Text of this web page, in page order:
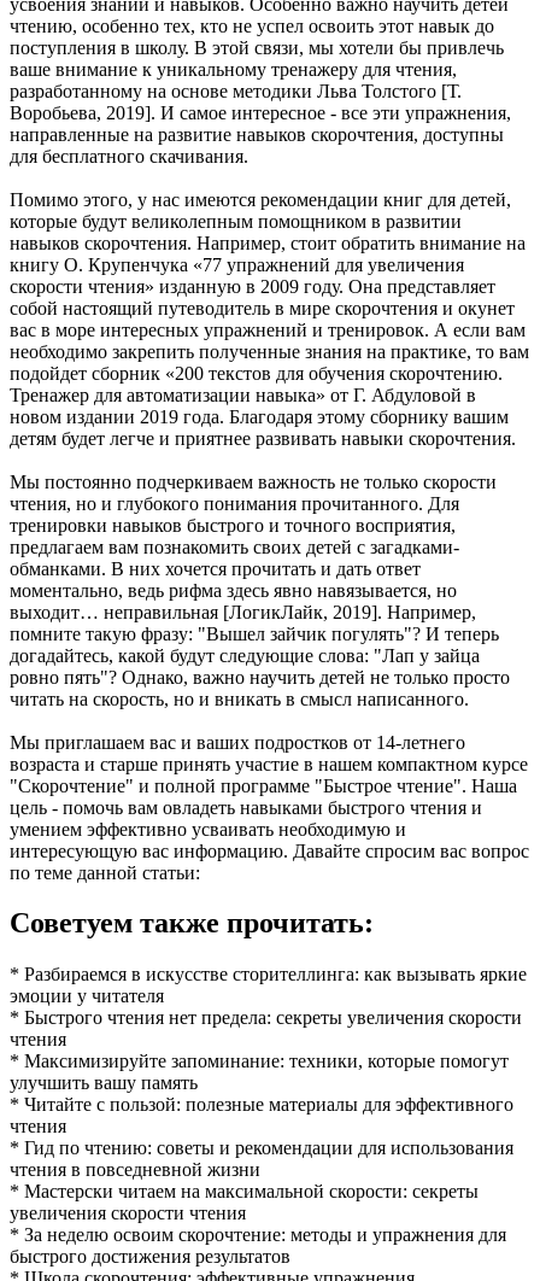
чтению, особенно тех, кто не успел освоить этот навык до
поступления в школу. В этой связи, мы хотели бы привлечь
ваше внимание к уникальному тренажеру для чтения,
разработанному на основе методики Льва Толстого [Т.
Воробьева, 2019]. И самое интересное - все эти упражнения,
направленные на развитие навыков скорочтения, доступны
для бесплатного скачивания.
Помимо этого, у нас имеются рекомендации книг для детей,
которые будут великолепным помощником в развитии
навыков скорочтения. Например, стоит обратить внимание на
книгу О. Крупенчука «77 упражнений для увеличения
скорости чтения» изданную в 2009 году. Она представляет
собой настоящий путеводитель в мире скорочтения и окунет
вас в море интересных упражнений и тренировок. А если вам
необходимо закрепить полученные знания на практике, то вам
подойдет сборник «200 текстов для обучения скорочтению.
Тренажер для автоматизации навыка» от Г. Абдуловой в
новом издании 2019 года. Благодаря этому сборнику вашим
детям будет легче и приятнее развивать навыки скорочтения.
Мы постоянно подчеркиваем важность не только скорости
чтения, но и глубокого понимания прочитанного. Для
тренировки навыков быстрого и точного восприятия,
предлагаем вам познакомить своих детей с загадками-
обманками. В них хочется прочитать и дать ответ
моментально, ведь рифма здесь явно навязывается, но
выходит… неправильная [ЛогикЛайк, 2019]. Например,
помните такую фразу: "Вышел зайчик погулять"? И теперь
догадайтесь, какой будут следующие слова: "Лап у зайца
ровно пять"? Однако, важно научить детей не только просто
читать на скорость, но и вникать в смысл написанного.
Мы приглашаем вас и ваших подростков от 14-летнего
возраста и старше принять участие в нашем компактном курсе
"Скорочтение" и полной программе "Быстрое чтение". Наша
цель - помочь вам овладеть навыками быстрого чтения и
умением эффективно усваивать необходимую и
интересующую вас информацию. Давайте спросим вас вопрос
по теме данной статьи:
Советуем также прочитать:
* Разбираемся в искусстве сторителлинга: как вызывать яркие
эмоции у читателя
* Быстрого чтения нет предела: секреты увеличения скорости
чтения
* Максимизируйте запоминание: техники, которые помогут
улучшить вашу память
* Читайте с пользой: полезные материалы для эффективного
чтения
* Гид по чтению: советы и рекомендации для использования
чтения в повседневной жизни
* Мастерски читаем на максимальной скорости: секреты
увеличения скорости чтения
* За неделю освоим скорочтение: методы и упражнения для
быстрого достижения результатов